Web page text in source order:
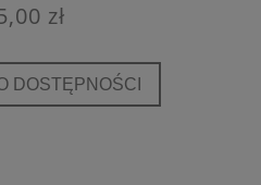
zł
DOSTĘPNOŚCI